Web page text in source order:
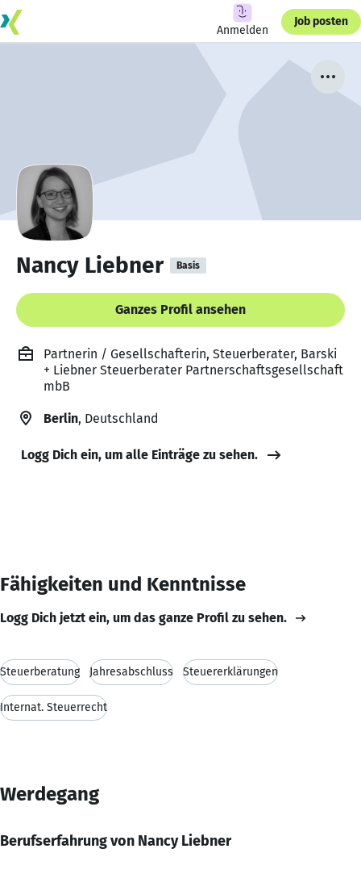
Anmelden
Job posten
Nancy Liebner Basis
Ganzes Profil ansehen
Partnerin / Gesellschafterin, Steuerberater, Barski
+ Liebner Steuerberater Partnerschaftsgesellschaft
mbB
Berlin, Deutschland
Logg Dich ein, um alle Einträge zu sehen.
Fähigkeiten und Kenntnisse
Logg Dich jetzt ein, um das ganze Profil zu sehen.
Steuerberatung Jahresabschluss Steuererklärungen
Internat. Steuerrecht
Werdegang
Berufserfahrung von Nancy Liebner